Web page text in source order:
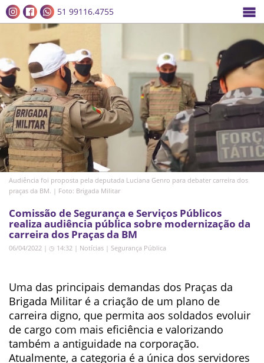
51 99116.4755
Audiência foi proposta pela deputada Luciana Genro para debater carreira dos
praças da BM. | Foto: Brigada Militar
Comissão de Segurança e Serviços Públicos
realiza audiência pública sobre modernização da
carreira dos Praças da BM
06/04/2022 | ◷ 14:32 | Notícias | Segurança Pública
Uma das principais demandas dos Praças da
Brigada Militar é a criação de um plano de
carreira digno, que permita aos soldados evoluir
de cargo com mais eficiência e valorizando
também a antiguidade na corporação.
Atualmente, a categoria é a única dos servidores